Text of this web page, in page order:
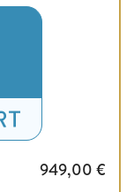
949,00 €